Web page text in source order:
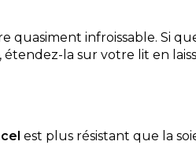
quasiment infroissable. Si
la sur votre lit en
est plus résistant que la